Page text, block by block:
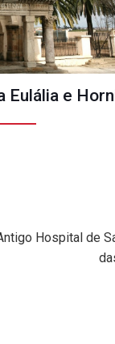
Eulália e
Hospital de